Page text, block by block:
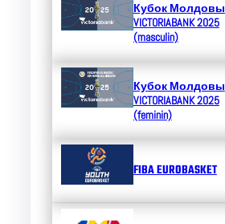
Кубок Молдовы
VICTORIABANK 2025
(masculin)
Кубок Молдовы
VICTORIABANK 2025
(feminin)
FIBA EUROBASKET